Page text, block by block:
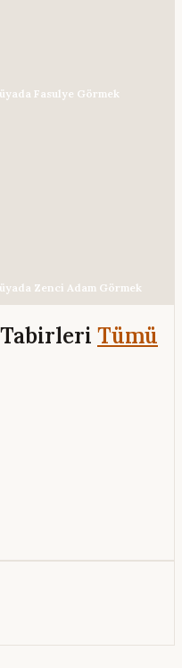
Fasulye Görmek
Zenci Adam Görmek
Tabirleri Tümü